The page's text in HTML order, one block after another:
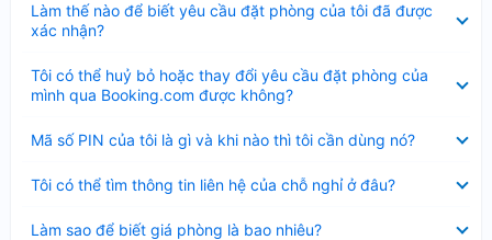
Làm thế nào để biết yêu cầu đặt phòng của tôi đã được
xác nhận?
thu
gọn
Tôi có thể huỷ bỏ hoặc thay đổi yêu cầu đặt phòng của
mình qua Booking.com được không?
thu
gọn
Mã số PIN của tôi là gì và khi nào thì tôi cần dùng nó?
thu
Tôi có thể tìm thông tin liên hệ của chỗ nghỉ ở đâu?
thu
Làm sao để biết giá phòng là bao nhiêu?
thu